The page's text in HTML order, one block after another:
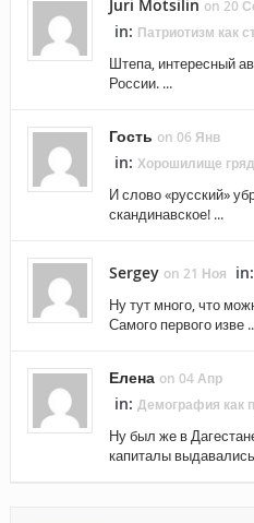
Juri Motsilin on 20
in: Патриотизм как
Штепа, интересный
России. ...
Гость on 06 Янв
in: Хорошилище
И слово «русский»
скандинавское! ...
Sergey on 21 Ноя in:
Ну тут много, что
Самого первого изве
Елена on 04 Апр
in: Демография как
Ну был же в
капиталы